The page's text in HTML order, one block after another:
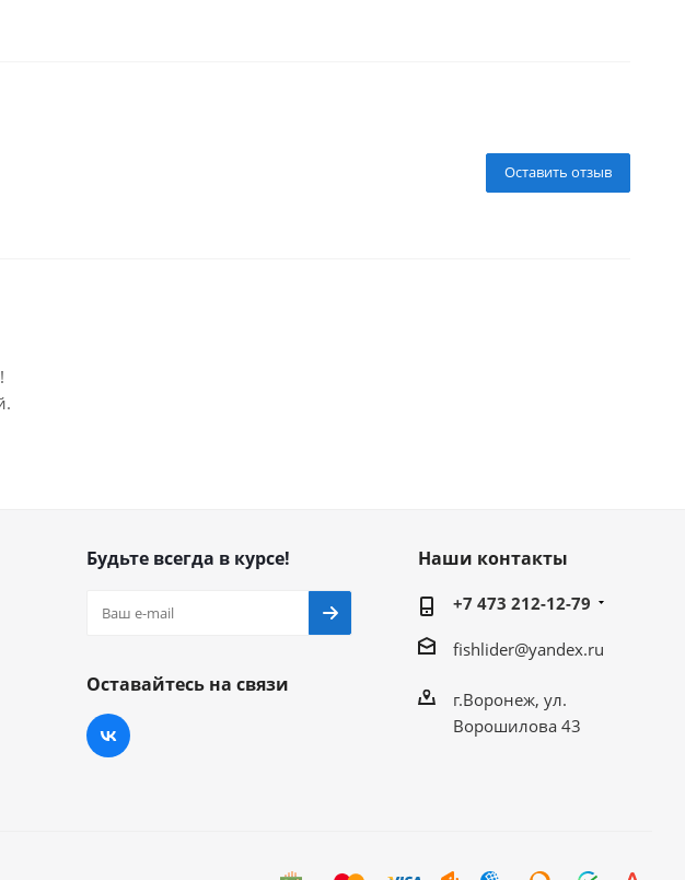
Оставить отзыв
Будьте всегда в курсе!
Оставайтесь на связи
Наши контакты
+7 473 212-12-79
fishlider@yandex.ru
г.Воронеж, ул.
Ворошилова 43